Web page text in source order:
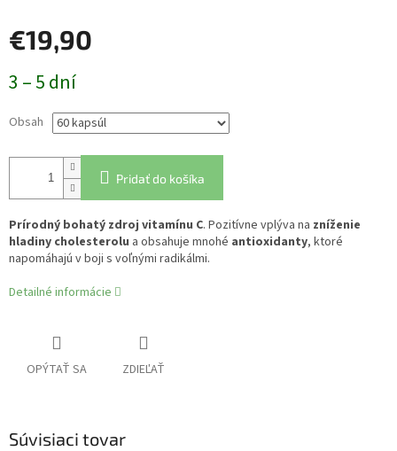
€19,90
cena:
3 – 5 dní
Obsah
Pridať do košíka
Prírodný bohatý zdroj vitamínu C. Pozitívne vplýva na zníženie
hladiny cholesterolu a obsahuje mnohé antioxidanty, ktoré
napomáhajú v boji s voľnými radikálmi.
Detailné informácie
OPÝTAŤ SA ZDIEĽAŤ
Súvisiaci tovar